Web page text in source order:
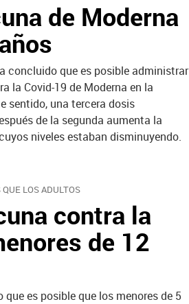
de Moderna
concluido que es posible administrar
la Covid-19 de Moderna en la
sentido, una tercera dosis
de la segunda aumenta la
niveles estaban disminuyendo.
LOS ADULTOS
contra la
de 12
es posible que los menores de 5